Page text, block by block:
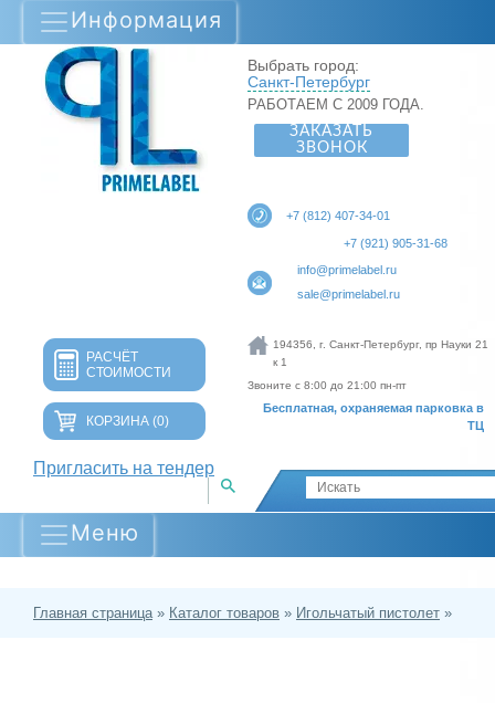
Информация
Выбрать город:
Санкт-Петербург
РАБОТАЕМ С 2009 ГОДА.
ЗАКАЗАТЬ
ЗВОНОК
+7 (812) 407-34-01
+7 (921) 905-31-68
info@primelabel.ru
sale@primelabel.ru
РАСЧЁТ
СТОИМОСТИ
КОРЗИНА (0)
Пригласить на тендер
194356, г. Санкт-Петербург, пр Науки 21
к 1
Звоните с 8:00 до 21:00 пн-пт
Бесплатная, охраняемая парковка в
ТЦ
Меню
Главная страница » Каталог товаров » Игольчатый пистолет »